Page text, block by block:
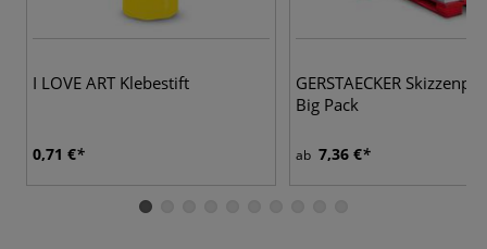
I LOVE ART Klebestift
0,71 €
GERSTAECKER
Big Pack
ab 7,36 €